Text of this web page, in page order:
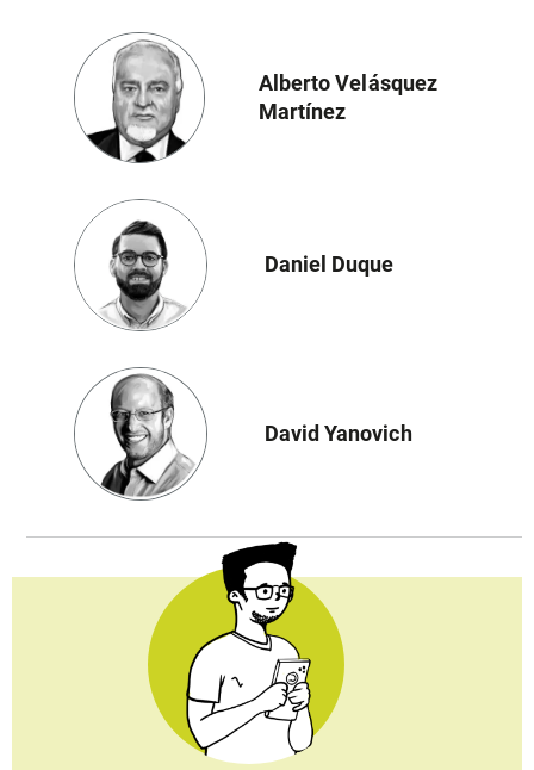
Alberto Velásquez
Martínez
Daniel Duque
David Yanovich